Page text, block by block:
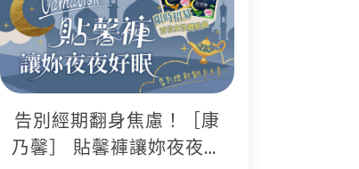
告別經期翻身焦慮！［康
乃馨］ 貼馨褲讓妳夜夜好